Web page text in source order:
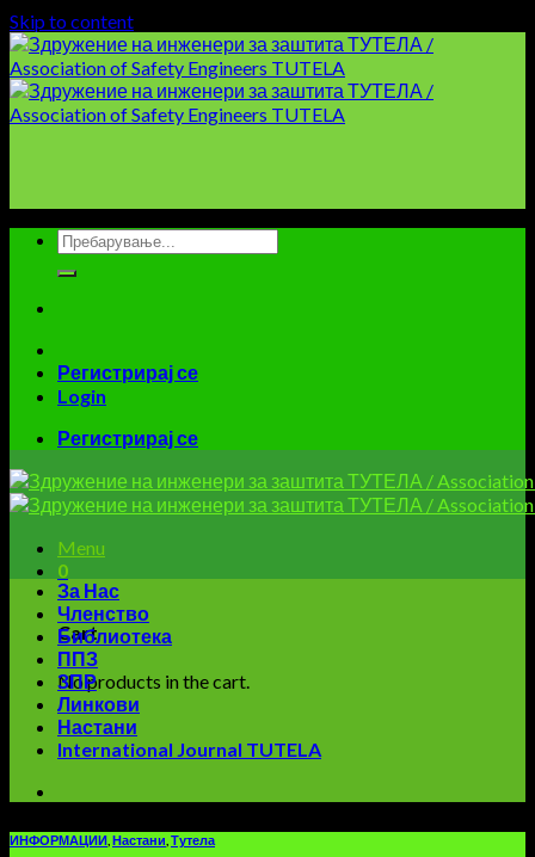
Skip to content
Регистрирај се
Login
Регистрирај се
Menu
0
Cart
No products in the cart.
За Нас
Членство
Библиотека
ППЗ
ЗПР
Линкови
Настани
International Journal TUTELA
ИНФОРМАЦИИ Настани Тутела